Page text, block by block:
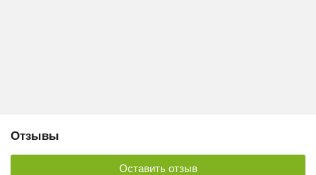
Отзывы
Оставить отзыв